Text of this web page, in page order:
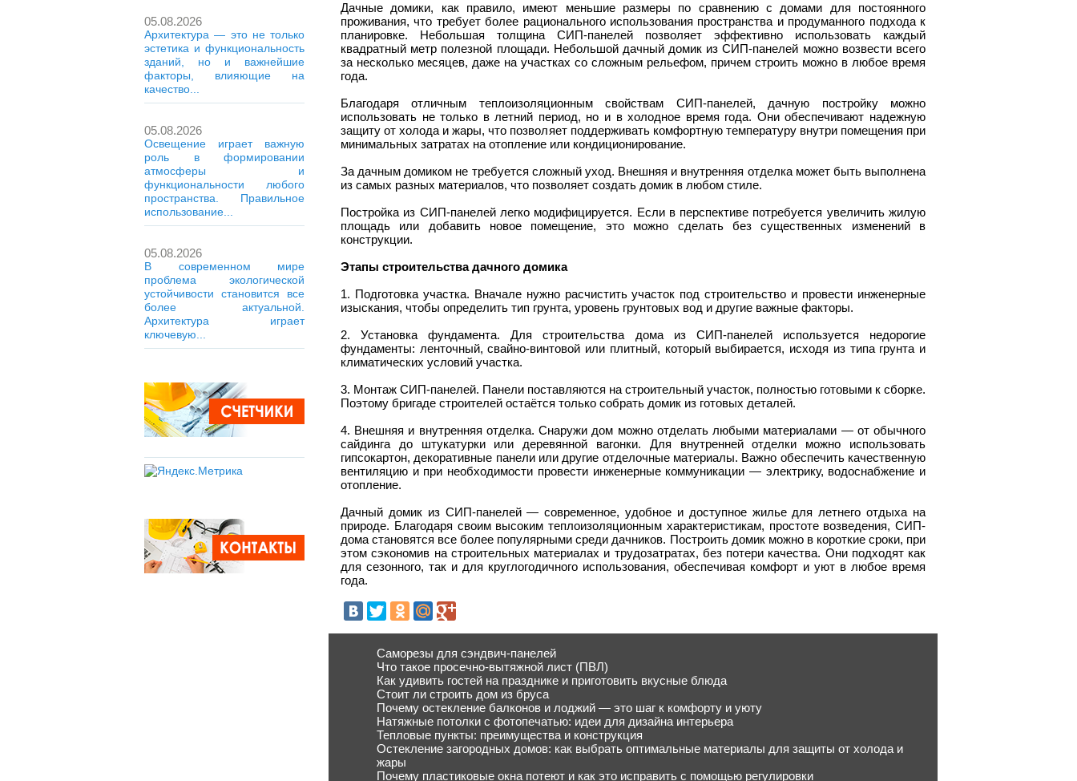
05.08.2026
Архитектура — это не только
эстетика и функциональность
зданий, но и важнейшие
факторы, влияющие на
качество...
05.08.2026
Освещение играет важную
роль в формировании
атмосферы и
функциональности любого
пространства. Правильное
использование...
05.08.2026
В современном мире
проблема экологической
устойчивости становится все
более актуальной.
Архитектура играет
ключевую...
Дачные домики, как правило, имеют меньшие размеры по сравнению с домами для постоянного
проживания, что требует более рационального использования пространства и продуманного подхода к
планировке. Небольшая толщина СИП-панелей позволяет эффективно использовать каждый
квадратный метр полезной площади. Небольшой дачный домик из СИП-панелей можно возвести всего
за несколько месяцев, даже на участках со сложным рельефом, причем строить можно в любое время
года.
Благодаря отличным теплоизоляционным свойствам СИП-панелей, дачную постройку можно
использовать не только в летний период, но и в холодное время года. Они обеспечивают надежную
защиту от холода и жары, что позволяет поддерживать комфортную температуру внутри помещения при
минимальных затратах на отопление или кондиционирование.
За дачным домиком не требуется сложный уход. Внешняя и внутренняя отделка может быть выполнена
из самых разных материалов, что позволяет создать домик в любом стиле.
Постройка из СИП-панелей легко модифицируется. Если в перспективе потребуется увеличить жилую
площадь или добавить новое помещение, это можно сделать без существенных изменений в
конструкции.
Этапы строительства дачного домика
1. Подготовка участка. Вначале нужно расчистить участок под строительство и провести инженерные
изыскания, чтобы определить тип грунта, уровень грунтовых вод и другие важные факторы.
2. Установка фундамента. Для строительства дома из СИП-панелей используется недорогие
фундаменты: ленточный, свайно-винтовой или плитный, который выбирается, исходя из типа грунта и
климатических условий участка.
3. Монтаж СИП-панелей. Панели поставляются на строительный участок, полностью готовыми к сборке.
Поэтому бригаде строителей остаётся только собрать домик из готовых деталей.
4. Внешняя и внутренняя отделка. Снаружи дом можно отделать любыми материалами — от обычного
сайдинга до штукатурки или деревянной вагонки. Для внутренней отделки можно использовать
гипсокартон, декоративные панели или другие отделочные материалы. Важно обеспечить качественную
вентиляцию и при необходимости провести инженерные коммуникации — электрику, водоснабжение и
отопление.
Дачный домик из СИП-панелей — современное, удобное и доступное жилье для летнего отдыха на
природе. Благодаря своим высоким теплоизоляционным характеристикам, простоте возведения, СИП-
дома становятся все более популярными среди дачников. Построить домик можно в короткие сроки, при
этом сэкономив на строительных материалах и трудозатратах, без потери качества. Они подходят как
для сезонного, так и для круглогодичного использования, обеспечивая комфорт и уют в любое время
года.
Саморезы для сэндвич-панелей
Что такое просечно-вытяжной лист (ПВЛ)
Как удивить гостей на празднике и приготовить вкусные блюда
Стоит ли строить дом из бруса
Почему остекление балконов и лоджий — это шаг к комфорту и уюту
Натяжные потолки с фотопечатью: идеи для дизайна интерьера
Тепловые пункты: преимущества и конструкция
Остекление загородных домов: как выбрать оптимальные материалы для защиты от холода и
жары
Почему пластиковые окна потеют и как это исправить с помощью регулировки